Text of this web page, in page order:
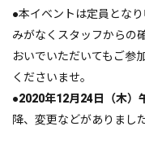
●本イベントは定員とな
みがなくスタッフからの
おいでいただいてもご参
くださいませ。
●2020年12月24日（木）
降、変更などがありまし